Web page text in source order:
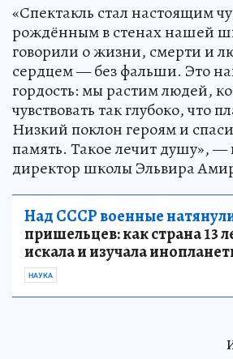
«Спектакль стал настоящим
рождённым в стенах нашей
говорили о жизни, смерти и
сердцем — без фальши. Это
гордость: мы растим людей,
чувствовать так глубоко, что
Низкий поклон героям и
память. Такое лечит душу», —
директор школы Эльвира
Над СССР военные
пришельцев: как страна 13
искала и изучала
НАУКА